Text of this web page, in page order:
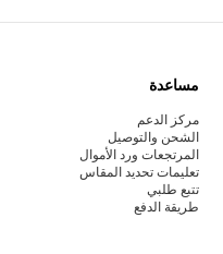
مساعدة
مركز الدعم
الشحن والتوصيل
المرتجعات ورد الأموال
تعليمات تحديد المقاس
تتبع طلبي
طريقة الدفع